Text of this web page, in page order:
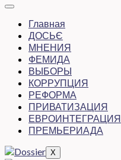
Главная
ДОСЬЄ
МНЕНИЯ
ФЕМИДА
ВЫБОРЫ
КОРРУПЦИЯ
РЕФОРМА
ПРИВАТИЗАЦИЯ
ЕВРОИНТЕГРАЦИЯ
ПРЕМЬЕРИАДА
X